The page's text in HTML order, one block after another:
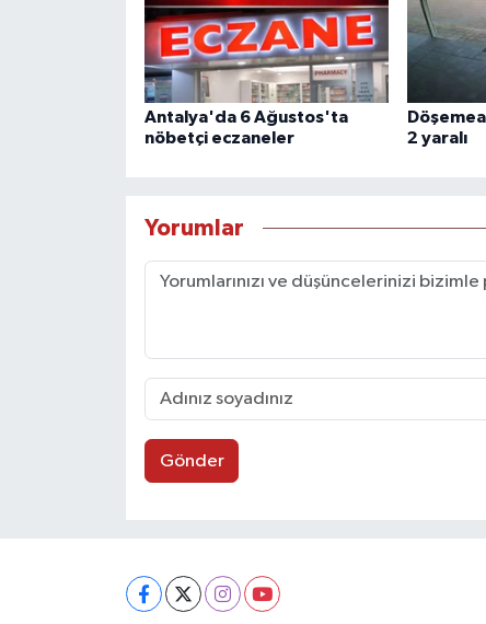
Antalya'da 6 Ağustos'ta
nöbetçi eczaneler
2 yaralı
Yorumlar
Gönder